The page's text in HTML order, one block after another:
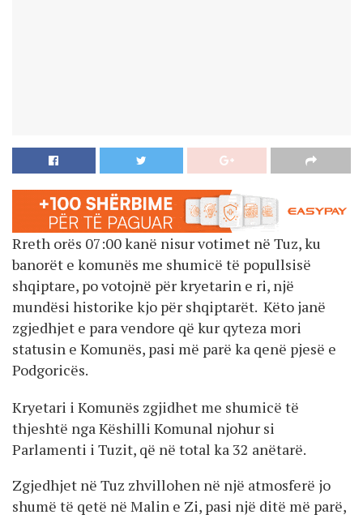
Rreth orës 07:00 kanë nisur votimet në Tuz, ku
banorët e komunës me shumicë të popullsisë
shqiptare, po votojnë për kryetarin e ri, një
mundësi historike kjo për shqiptarët. Këto janë
zgjedhjet e para vendore që kur qyteza mori
statusin e Komunës, pasi më parë ka qenë pjesë e
Podgoricës.
Kryetari i Komunës zgjidhet me shumicë të
thjeshtë nga Këshilli Komunal njohur si
Parlamenti i Tuzit, që në total ka 32 anëtarë.
Zgjedhjet në Tuz zhvillohen në një atmosferë jo
shumë të qetë në Malin e Zi, pasi një ditë më parë,